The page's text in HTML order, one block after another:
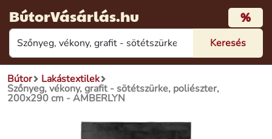
BútorVásárlás.hu %
Bútor Lakástextilek
Szőnyeg, vékony, grafit - sötétszürke, poliészter,
200x290 cm - AMBERLYN